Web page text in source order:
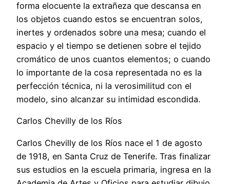
forma elocuente la extrañeza que descansa en
los objetos cuando estos se encuentran solos,
inertes y ordenados sobre una mesa; cuando el
espacio y el tiempo se detienen sobre el tejido
cromático de unos cuantos elementos; o cuando
lo importante de la cosa representada no es la
perfección técnica, ni la verosimilitud con el
modelo, sino alcanzar su intimidad escondida.
Carlos Chevilly de los Ríos
Carlos Chevilly de los Ríos nace el 1 de agosto
de 1918, en Santa Cruz de Tenerife. Tras finalizar
sus estudios en la escuela primaria, ingresa en la